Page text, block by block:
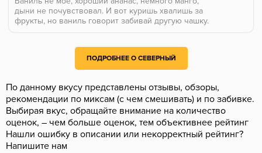
дыни не почувствовал. И вот куришь хвалишь за
фрукты, но ваниль говорит забивай другую чашку.
ПОДРОБНЕЕ О СЕВЕРНЫЙ
По данному вкусу представлены отзывы, обзоры,
рекомендации по миксам (с чем смешивать) и по забивке.
Выбирая вкус, обращайте внимание на количество
оценок, – чем больше оценок, тем объективнее рейтинг
Нашли ошибку в описании или некорректный рейтинг?
Напишите нам